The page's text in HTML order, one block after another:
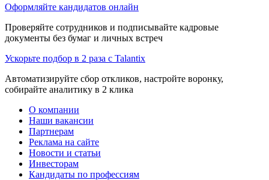
Оформляйте кандидатов онлайн
Проверяйте сотрудников и подписывайте кадровые
документы без бумаг и личных встреч
Ускорьте подбор в 2 раза с Talantix
Автоматизируйте сбор откликов, настройте воронку,
собирайте аналитику в 2 клика
О компании
Наши вакансии
Партнерам
Реклама на сайте
Новости и статьи
Инвесторам
Кандидаты по профессиям